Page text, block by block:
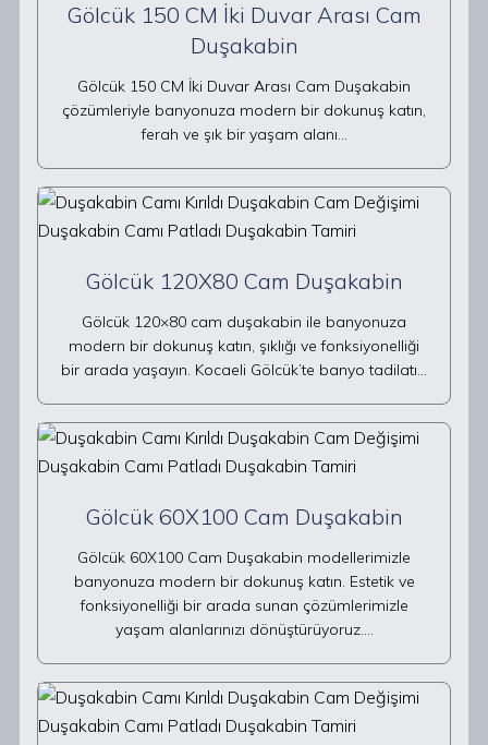
Gölcük 150 CM İki Duvar Arası Cam
Duşakabin
Gölcük 150 CM İki Duvar Arası Cam Duşakabin
çözümleriyle banyonuza modern bir dokunuş katın,
ferah ve şık bir yaşam alanı…
Gölcük 120X80 Cam Duşakabin
Gölcük 120×80 cam duşakabin ile banyonuza
modern bir dokunuş katın, şıklığı ve fonksiyonelliği
bir arada yaşayın. Kocaeli Gölcük’te banyo tadilatı…
Gölcük 60X100 Cam Duşakabin
Gölcük 60X100 Cam Duşakabin modellerimizle
banyonuza modern bir dokunuş katın. Estetik ve
fonksiyonelliği bir arada sunan çözümlerimizle
yaşam alanlarınızı dönüştürüyoruz.…